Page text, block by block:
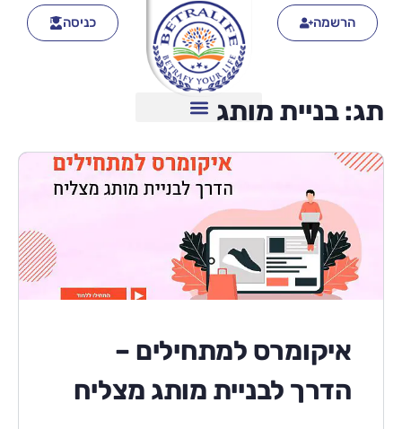
הרשמה כניסה
תג:בניית מותג
איקומרס למתחילים –
הדרך לבניית מותג מצליח